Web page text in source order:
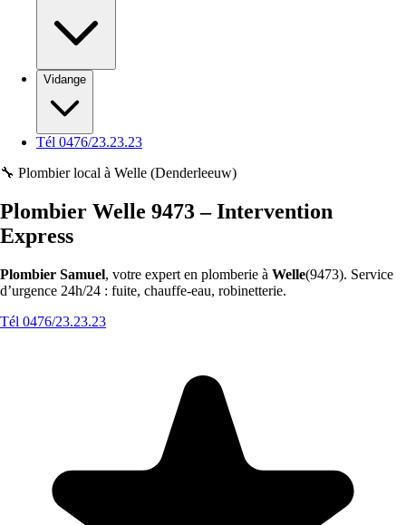
Vidange
Tél 0476/23.23.23
🔧 Plombier local à Welle (Denderleeuw)
Plombier Welle 9473 – Intervention
Express
Plombier Samuel, votre expert en plomberie à Welle(9473). Service
d’urgence 24h/24 : fuite, chauffe-eau, robinetterie.
Tél 0476/23.23.23